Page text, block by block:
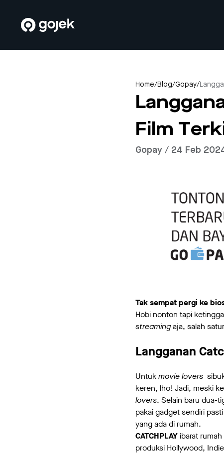
Home/Blog/Gopay/
Film
Gopay / 24 Feb
Tak sempat pergi ke
Hobi nonton tapi
streamingaja, salah
Langganan
Untukmovie lovers
keren, lho! Jadi, meski
lovers. Selain baru dua-
pakai gadget sendiri
yang ada di rumah.
CATCHPLAY ibarat
produksi Hollywood,